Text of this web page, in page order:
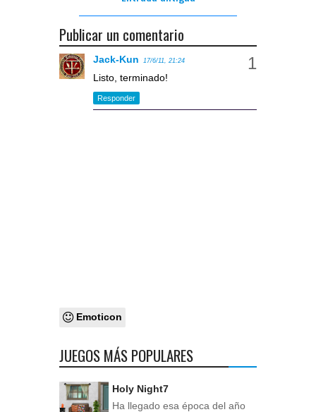
Publicar un comentario
Jack-Kun 17/6/11, 21:24
Listo, terminado!
Responder
Emoticon
JUEGOS MÁS POPULARES
Holy Night7
Ha llegado esa época del año